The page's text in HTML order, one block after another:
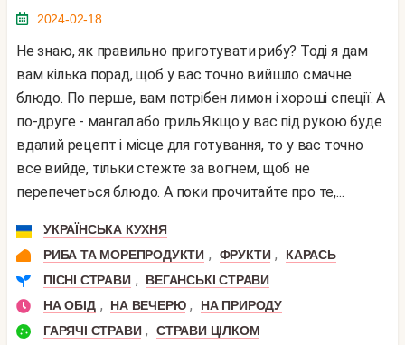
2024-02-18
Не знаю, як правильно приготувати рибу? Тоді я дам
вам кілька порад, щоб у вас точно вийшло смачне
блюдо. По перше, вам потрібен лимон і хороші спеції. А
по-друге - мангал або гриль.Якщо у вас під рукою буде
вдалий рецепт і місце для готування, то у вас точно
все вийде, тільки стежте за вогнем, щоб не
перепечеться блюдо. А поки прочитайте про те,...
УКРАЇНСЬКА КУХНЯ
РИБА ТА МОРЕПРОДУКТИ , ФРУКТИ ,
КАРАСЬ
ПІСНІ СТРАВИ ,
ВЕГАНСЬКІ СТРАВИ
НА ОБІД , НА ВЕЧЕРЮ ,
НА ПРИРОДУ
ГАРЯЧІ СТРАВИ , СТРАВИ ЦІЛКОМ